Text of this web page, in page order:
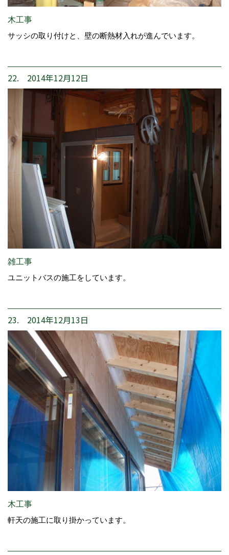
木工事
サッシの取り付けと、壁の断熱材入れが進んでいます。
22. 2014年12月12日
雑工事
ユニットバスの施工をしています。
23. 2014年12月13日
木工事
軒天の施工に取り掛かっています。